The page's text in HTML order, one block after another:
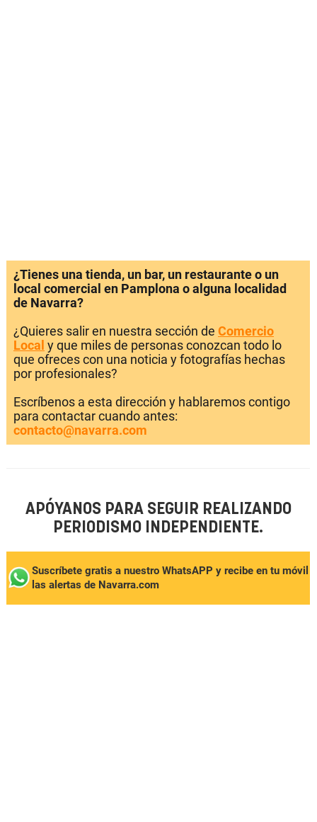
¿Tienes una tienda, un bar, un restaurante o un
local comercial en Pamplona o alguna localidad
de Navarra?
¿Quieres salir en nuestra sección de Comercio
Local y que miles de personas conozcan todo lo
que ofreces con una noticia y fotografías hechas
por profesionales?
Escríbenos a esta dirección y hablaremos contigo
para contactar cuando antes:
contacto@navarra.com
APÓYANOS PARA SEGUIR REALIZANDO
PERIODISMO INDEPENDIENTE.
Suscríbete gratis a nuestro WhatsAPP y recibe en tu móvil
las alertas de Navarra.com